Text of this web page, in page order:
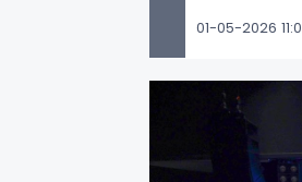
01-05-2026